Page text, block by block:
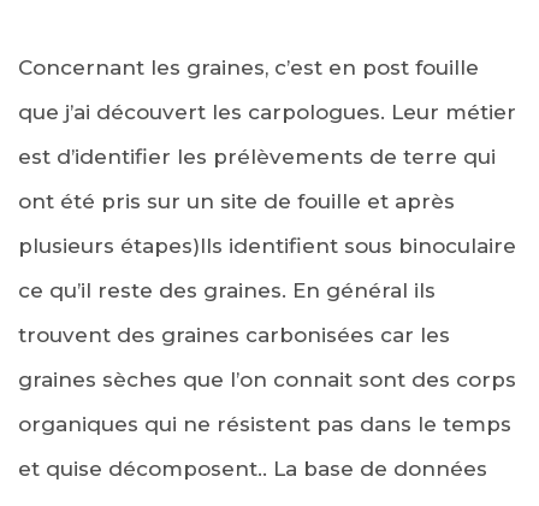
Concernant les graines, c’est en post fouille
que j’ai découvert les carpologues. Leur métier
est d’identifier les prélèvements de terre qui
ont été pris sur un site de fouille et après
plusieurs étapes)Ils identifient sous binoculaire
ce qu’il reste des graines. En général ils
trouvent des graines carbonisées car les
graines sèches que l’on connait sont des corps
organiques qui ne résistent pas dans le temps
et quise décomposent.. La base de données